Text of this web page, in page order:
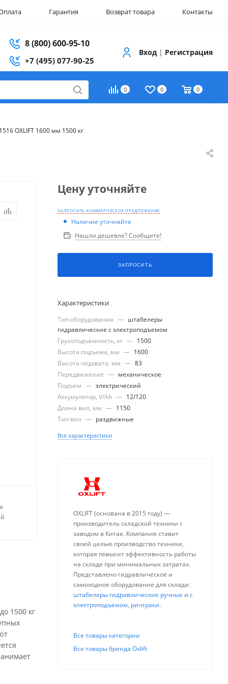
Гарантия Возврат товара Контакты
8 (800) 600-95-10
+7 (495) 077-90-25
Вход | Регистрация
0 0 0
OXLIFT 1600 мм 1500 кг
1500 кг
Цену уточняйте
ЗАПРОСИТЬ КОММЕРЧЕСКОЕ ПРЕДЛОЖЕНИЕ
Наличие уточняйте
Нашли дешевле? Сообщите!
ЗАПРОСИТЬ
Характеристики
Тип оборудования — штабелеры
гидравлические с электроподъемом
Грузоподъемность, кг — 1500
Высота подъема, мм — 1600
Высота подхвата, мм — 83
Передвижение — механическое
Подъем — электрический
Аккумулятор, V/Ah — 12/120
Длина вил, мм — 1150
Тип вил — раздвижные
Все характеристики
OXLIFT (основана в 2015 году) —
производитель складской техники с
заводом в Китае. Компания ставит
своей целью производство техники,
которая повысит эффективность работы
на складе при минимальных затратах.
Представлено гидравлическое и
самоходное оборудование для склада:
штабелеры гидравлические ручные и с
электроподъемом, ричтраки.
Все товары категории
Все товары бренда Oxlift